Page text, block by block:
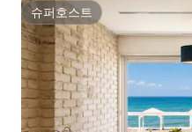
슈퍼호스트
슈퍼호스트